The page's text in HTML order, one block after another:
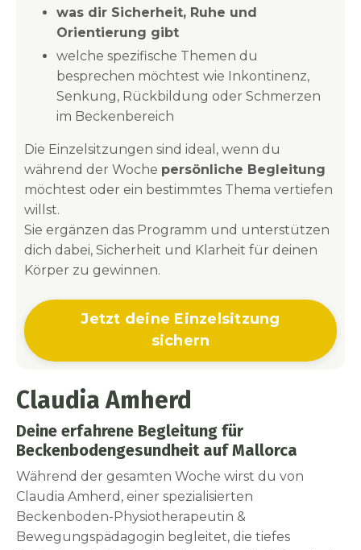
was dir Sicherheit, Ruhe und
Orientierung gibt
welche spezifische Themen du
besprechen möchtest wie Inkontinenz,
Senkung, Rückbildung oder Schmerzen
im Beckenbereich
Die Einzelsitzungen sind ideal, wenn du
während der Woche persönliche Begleitung
möchtest oder ein bestimmtes Thema vertiefen
willst.
Sie ergänzen das Programm und unterstützen
dich dabei, Sicherheit und Klarheit für deinen
Körper zu gewinnen.
Jetzt deine Einzelsitzung
sichern
Claudia Amherd
Deine erfahrene Begleitung für
Beckenbodengesundheit auf Mallorca
Während der gesamten Woche wirst du von
Claudia Amherd, einer spezialisierten
Beckenboden-Physiotherapeutin &
Bewegungspädagogin begleitet, die tiefes